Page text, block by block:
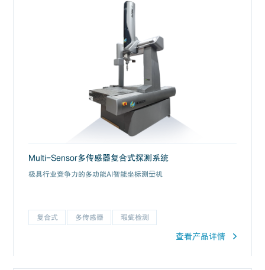
Multi-Sensor多传感器复合式探测系统
极具行业竞争力的多功能AI智能坐标测量机
复合式 多传感器 瑕疵检测
查看产品详情